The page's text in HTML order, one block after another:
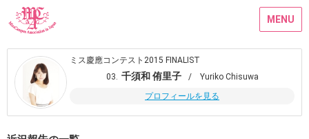
MENU
ミス慶應コンテスト2015 FINALIST
03. 千須和 侑里子
/ Yuriko Chisuwa
プロフィールを見る